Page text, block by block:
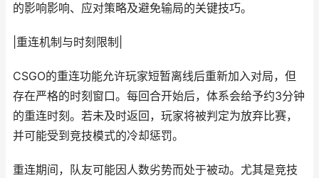
的影响影响、应对策略及避免输局的关键技巧。
|重连机制与时刻限制|
CSGO的重连功能允许玩家短暂离线后重新加入对局，但
存在严格的时刻窗口。每回合开始后，体系会给予约3分钟
的重连时刻。若未及时返回，玩家将被判定为放弃比赛，
并可能受到竞技模式的冷却惩罚。
重连期间，队友可能因人数劣势而处于被动。尤其是竞技